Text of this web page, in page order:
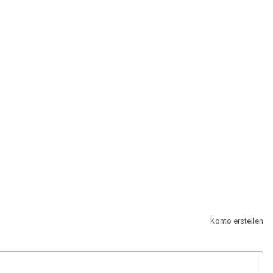
Konto erstellen